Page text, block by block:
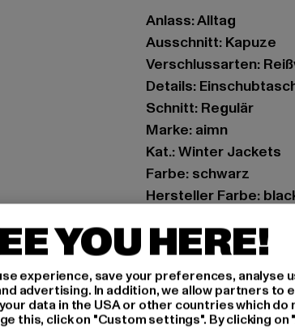
Anlass: Alltag
Ausschnitt: Kapuze
Verschlussarten:
Details:
Schnitt: Regulär
Marke: aimn
Kat.: Winter Jackets
Farbe: schwarz
Hersteller Farbe:
Art.Nr: 61740005-
Hersteller: Urban
Schanzenstraße 41 |
YOU HERE!
experience, save your preferences, analyse
advertising. In addition, we allow partners to
data in the USA or other countries which do
this, click on "Custom settings". By clicking